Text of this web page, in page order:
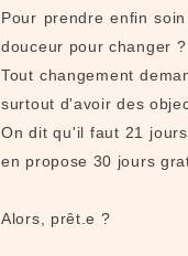
Pour prendre enfin
douceur pour changer ?
Tout changement
surtout d'avoir des
On dit qu'il faut 21
en propose 30 jours
Alors, prêt.e ?​​